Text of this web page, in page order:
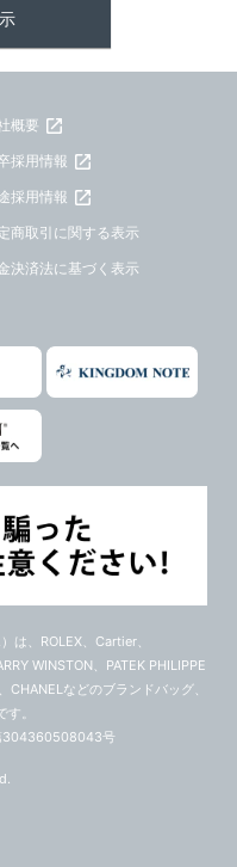
概要
採用情報
採用情報
商取引に関する表示
決済法に基づく表示
は、ROLEX、Cartier、
WINSTON、PATEK PHILIPPE
などのブランドバッグ、
。
304360508043号